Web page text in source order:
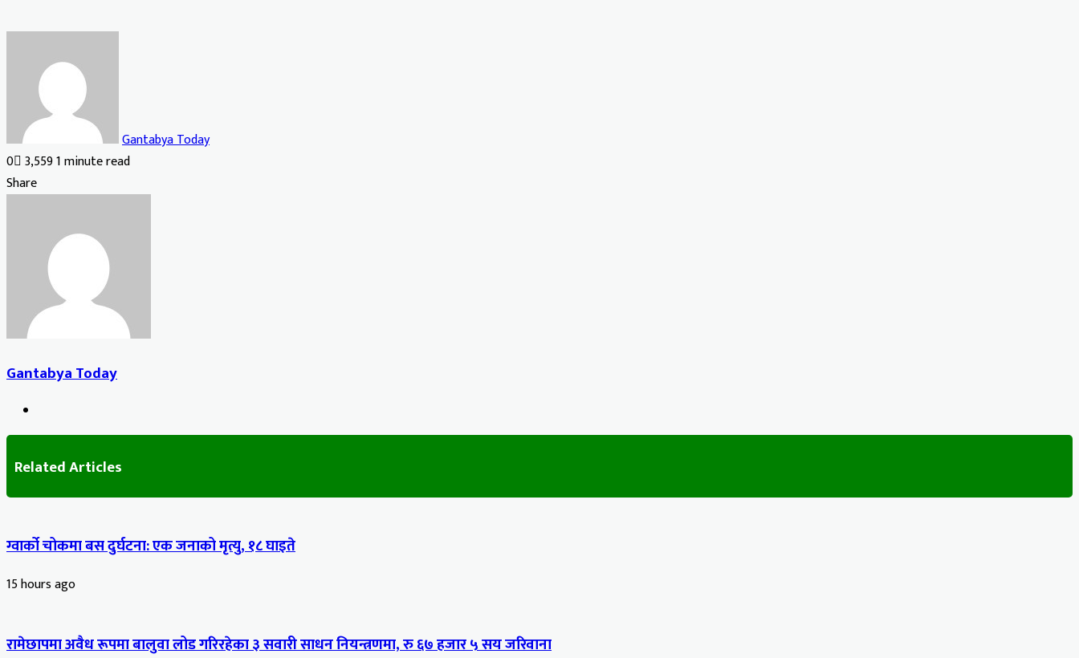
Gantabya Today
0 3,5591 minute read
Facebook
X
LinkedIn
Tumblr
Pinterest
Reddit
VKontakte
Odnoklassniki
Pocket
Share
Gantabya Today
Related Articles
ग्वार्को चोकमा बस दुर्घटना: एक जनाको मृत्यु, १८ घाइते
15 hours ago
रामेछापमा अवैध रूपमा बालुवा लोड गरिरहेका ३ सवारी साधन नियन्त्रणमा, रु ६७ हजार ५ सय जरिवाना